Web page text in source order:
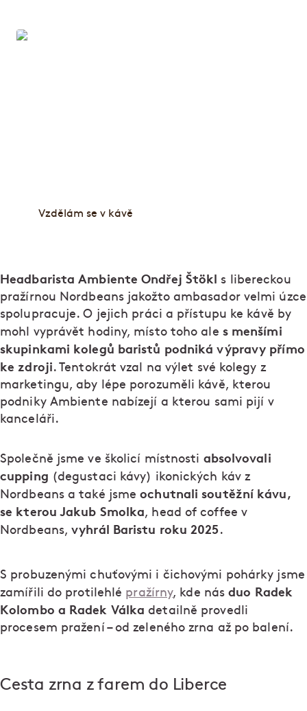
Vzdělám se v kávě
Headbarista Ambiente Ondřej Štökl s libereckou
pražírnou Nordbeans jakožto ambasador velmi úzce
spolupracuje. O jejich práci a přístupu ke kávě by
mohl vyprávět hodiny, místo toho ale s menšími
skupinkami kolegů baristů podniká výpravy přímo
ke zdroji. Tentokrát vzal na výlet své kolegy z
marketingu, aby lépe porozuměli kávě, kterou
podniky Ambiente nabízejí a kterou sami pijí v
kanceláři.
Společně jsme ve školicí místnosti absolvovali
cupping (degustaci kávy) ikonických káv z
Nordbeans a také jsme ochutnali soutěžní kávu,
se kterou Jakub Smolka, head of coffee v
Nordbeans,vyhrál Baristu roku 2025.
S probuzenými chuťovými i čichovými pohárky jsme
zamířili do protilehlé pražírny, kde násduo Radek
Kolombo a Radek Válka detailně provedli
procesem pražení – od zeleného zrna až po balení.
Cesta zrna z farem do Liberce